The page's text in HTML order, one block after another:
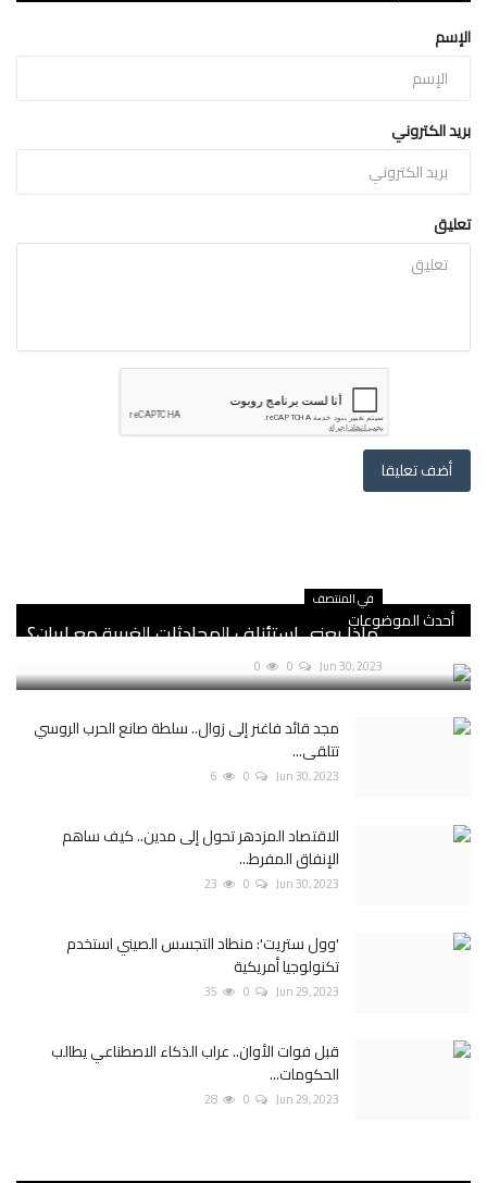
الإسم
بريد الكتروني
تعليق
أضف تعليقا
أحدث الموضوعات
في المنتصف
ماذا يعني استئناف المحادثات الغربية مع إيران؟
Jun 30, 2023
0
0
مجد قائد فاغنر إلى زوال.. سلطة صانع الحرب الروسي
تتلقى...
Jun 30, 2023
0
6
الاقتصاد المزدهر تحول إلى مدين.. كيف ساهم
الإنفاق المفرط...
Jun 30, 2023
0
23
'وول ستريت': منطاد التجسس الصيني استخدم
تكنولوجيا أمريكية
Jun 29, 2023
0
35
قبل فوات الأوان.. عراب الذكاء الاصطناعي يطالب
الحكومات...
Jun 29, 2023
0
28